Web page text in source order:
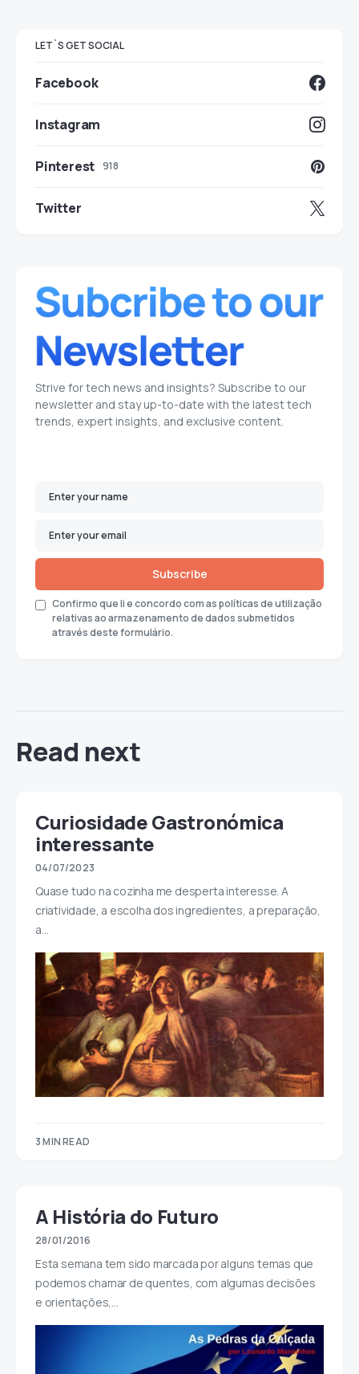
LET`S GET SOCIAL
Facebook
Instagram
Pinterest 918
Twitter
Strive for tech news and insights? Subscribe to our
newsletter and stay up-to-date with the latest tech
trends, expert insights, and exclusive content.
Subscribe
Confirmo que li e concordo com as políticas de utilização
relativas ao armazenamento de dados submetidos
através deste formulário.
Read next
Curiosidade Gastronómica
interessante
04/07/2023
Quase tudo na cozinha me desperta interesse. A
criatividade, a escolha dos ingredientes, a preparação,
a…
3 MIN READ
A História do Futuro
28/01/2016
Esta semana tem sido marcada por alguns temas que
podemos chamar de quentes, com algumas decisões
e orientações,…